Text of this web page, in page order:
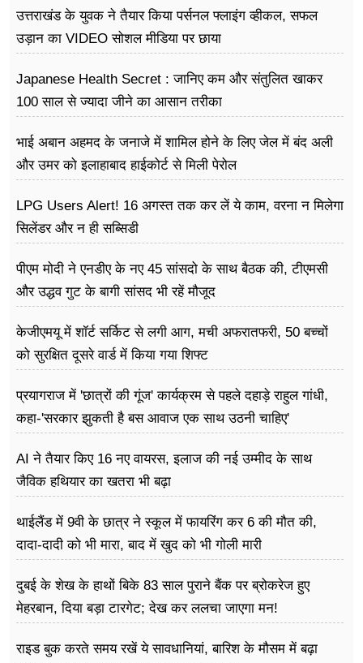
उत्तराखंड के युवक ने तैयार किया पर्सनल फ्लाइंग व्हीकल, सफल
उड़ान का VIDEO सोशल मीडिया पर छाया
Japanese Health Secret : जानिए कम और संतुलित खाकर
100 साल से ज्यादा जीने का आसान तरीका
भाई अबान अहमद के जनाजे में शामिल होने के लिए जेल में बंद अली
और उमर को इलाहाबाद हाईकोर्ट से मिली पेरोल
LPG Users Alert! 16 अगस्त तक कर लें ये काम, वरना न मिलेगा
सिलेंडर और न ही सब्सिडी
पीएम मोदी ने एनडीए के नए 45 सांसदो के साथ बैठक की, टीएमसी
और उद्धव गुट के बागी सांसद भी रहें मौजूद
केजीएमयू में शॉर्ट सर्किट से लगी आग, मची अफरातफरी, 50 बच्चों
को सुरक्षित दूसरे वार्ड में किया गया शिफ्ट
प्रयागराज में 'छात्रों की गूंज' कार्यक्रम से पहले दहाड़े राहुल गांधी,
कहा-'सरकार झुकती है बस आवाज एक साथ उठनी चाहिए'
AI ने तैयार किए 16 नए वायरस, इलाज की नई उम्मीद के साथ
जैविक हथियार का खतरा भी बढ़ा
थाईलैंड में 9वी के छात्र ने स्कूल में फायरिंग कर 6 की मौत की,
दादा-दादी को भी मारा, बाद में खुद को भी गोली मारी
दुबई के शेख के हाथों बिके 83 साल पुराने बैंक पर ब्रोकरेज हुए
मेहरबान, दिया बड़ा टारगेट; देख कर ललचा जाएगा मन!
राइड बुक करते समय रखें ये सावधानियां, बारिश के मौसम में बढ़ा